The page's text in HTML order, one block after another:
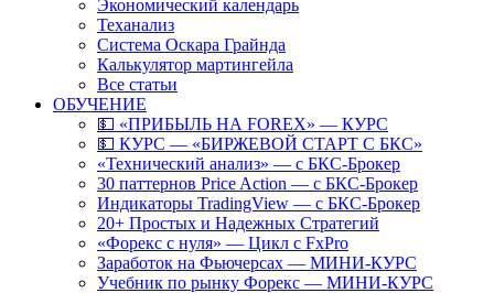
Экономический календарь
Теханализ
Система Оскара Грайнда
Калькулятор мартингейла
Все статьи
ОБУЧЕНИЕ
💵 «ПРИБЫЛЬ НА FOREX» — КУРС
💵 КУРС — «БИРЖЕВОЙ СТАРТ С БКС»
«Технический анализ» — с БКС-Брокер
30 паттернов Price Action — с БКС-Брокер
Индикаторы TradingView — с БКС-Брокер
20+ Простых и Надежных Стратегий
«Форекс с нуля» — Цикл с FxPro
Заработок на Фьючерсах — МИНИ-КУРС
Учебник по рынку Форекс — МИНИ-КУРС